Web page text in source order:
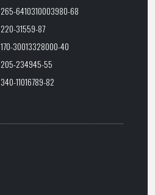
265-6410310003980-68
220-31559-87
170-30013328000-40
205-234945-55
340-11016789-82